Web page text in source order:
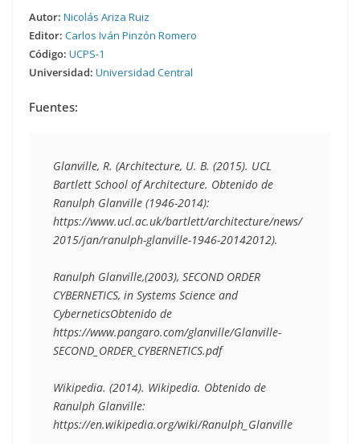
Autor: Nicolás Ariza Ruiz
Editor: Carlos Iván Pinzón Romero
Código: UCPS-1
Universidad: Universidad Central
Fuentes:
Glanville, R. (Architecture, U. B. (2015). UCL
Bartlett School of Architecture. Obtenido de
Ranulph Glanville (1946-2014):
https://www.ucl.ac.uk/bartlett/architecture/news/
2015/jan/ranulph-glanville-1946-20142012).
Ranulph Glanville,(2003), SECOND ORDER
CYBERNETICS, in Systems Science and
CyberneticsObtenido de
https://www.pangaro.com/glanville/Glanville-
SECOND_ORDER_CYBERNETICS.pdf
Wikipedia. (2014). Wikipedia. Obtenido de
Ranulph Glanville:
https://en.wikipedia.org/wiki/Ranulph_Glanville